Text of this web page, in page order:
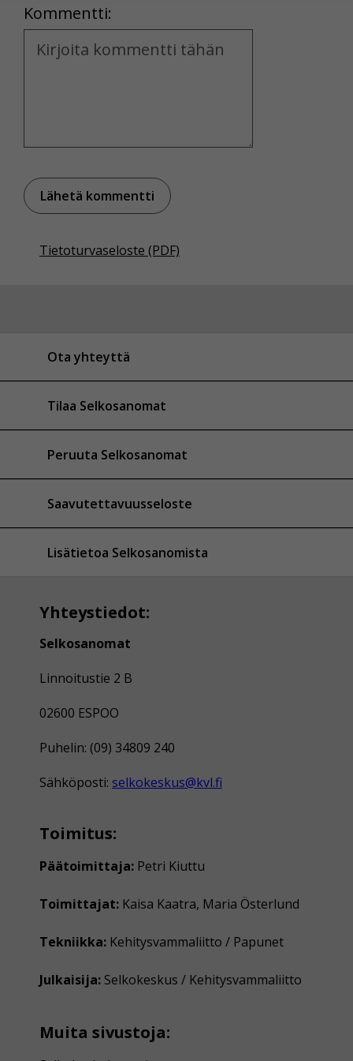
Kommentti:
Kommentti
Tietoturvaseloste (PDF)
Ota yhteyttä
Tilaa Selkosanomat
Peruuta Selkosanomat
Saavutettavuusseloste
Lisätietoa Selkosanomista
Yhteystiedot:
Selkosanomat
Linnoitustie 2 B
02600 ESPOO
Puhelin: (09) 34809 240
Sähköposti: selkokeskus@kvl.fi
Toimitus:
Päätoimittaja: Petri Kiuttu
Toimittajat: Kaisa Kaatra, Maria Österlund
Tekniikka: Kehitysvammaliitto / Papunet
Julkaisija: Selkokeskus / Kehitysvammaliitto
Muita sivustoja: